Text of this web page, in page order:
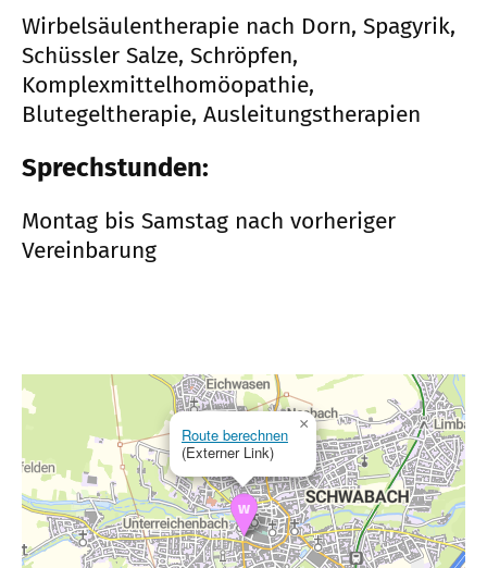
Wirbelsäulentherapie nach Dorn, Spagyrik,
Schüssler Salze, Schröpfen,
Komplexmittelhomöopathie,
Blutegeltherapie, Ausleitungstherapien
Sprechstunden:
Montag bis Samstag nach vorheriger
Vereinbarung
Route berechnen
(Externer Link)
×